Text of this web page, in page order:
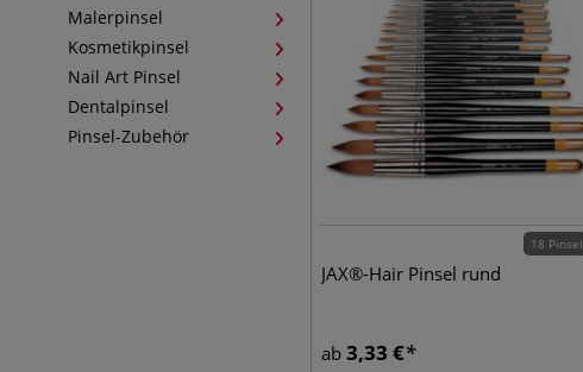
Malerpinsel
Kosmetikpinsel
Nail Art Pinsel
Dentalpinsel
Pinsel-Zubehör
18 Pinsel
JAX®-Hair Pinsel rund
ab 3,33 €